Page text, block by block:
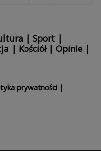
| Sport |
| Kościół| Opinie |
prywatności |